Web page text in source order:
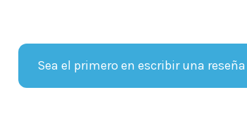
Sea el primero en escribir una reseña